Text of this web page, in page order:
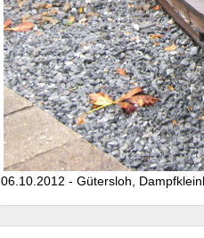
06.10.2012 - Gütersloh,